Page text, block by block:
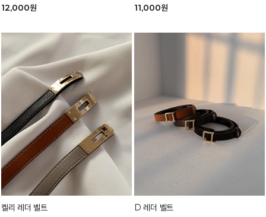
12,000원 11,000원
켈리 레더 벨트 D 레더 벨트